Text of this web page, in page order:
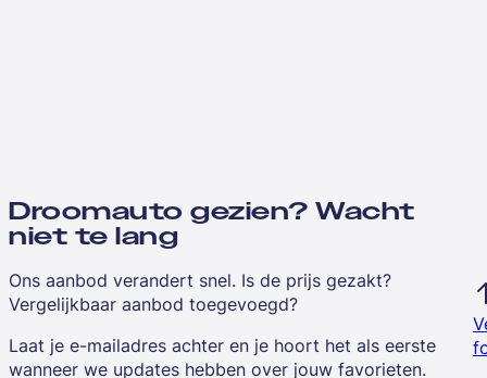
Droomauto gezien? Wacht
niet te lang
Ons aanbod verandert snel. Is de prijs gezakt?
Vergelijkbaar aanbod toegevoegd?
Laat je e-mailadres achter en je hoort het als eerste
wanneer we updates hebben over jouw favorieten.